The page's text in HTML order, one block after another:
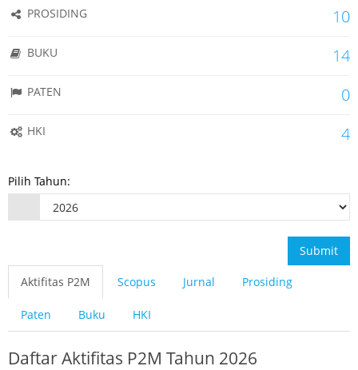
PROSIDING 10
BUKU 14
PATEN 0
HKI 4
Pilih Tahun:
Submit
Aktifitas P2M Scopus Jurnal Prosiding
Paten Buku HKI
Daftar Aktifitas P2M Tahun 2026